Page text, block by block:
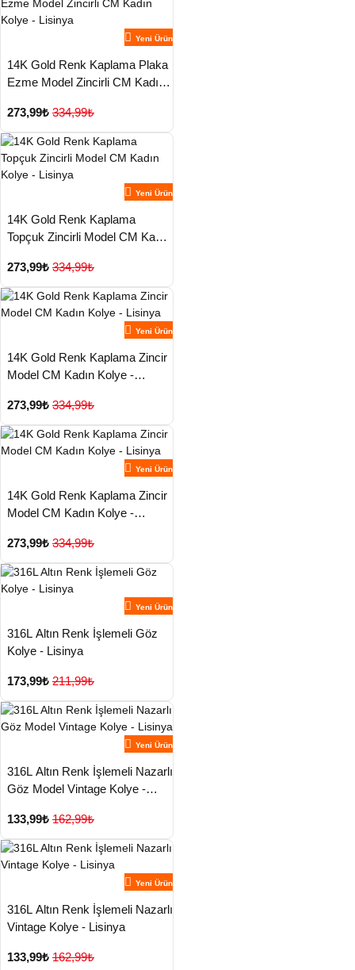
Yeni Ürün
14K Gold Renk Kaplama Plaka
Ezme Model Zincirli CM Kadın
273,99₺ 334,99₺
Yeni Ürün
14K Gold Renk Kaplama
Topçuk Zincirli Model CM Kadın
273,99₺ 334,99₺
Yeni Ürün
14K Gold Renk Kaplama Zincir
Model CM Kadın Kolye -
273,99₺ 334,99₺
Yeni Ürün
14K Gold Renk Kaplama Zincir
Model CM Kadın Kolye -
273,99₺ 334,99₺
Yeni Ürün
316L Altın Renk İşlemeli Göz
Kolye - Lisinya
173,99₺ 211,99₺
Yeni Ürün
316L Altın Renk İşlemeli Nazarlı
Göz Model Vintage Kolye -
133,99₺ 162,99₺
Yeni Ürün
316L Altın Renk İşlemeli Nazarlı
Vintage Kolye - Lisinya
133,99₺ 162,99₺